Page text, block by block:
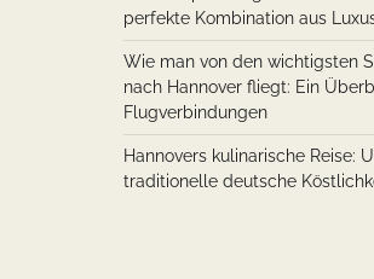
perfekte Kombination aus
Wie man von den wichtigsten
nach Hannover fliegt: Ein
Flugverbindungen
Hannovers kulinarische Reise:
traditionelle deutsche